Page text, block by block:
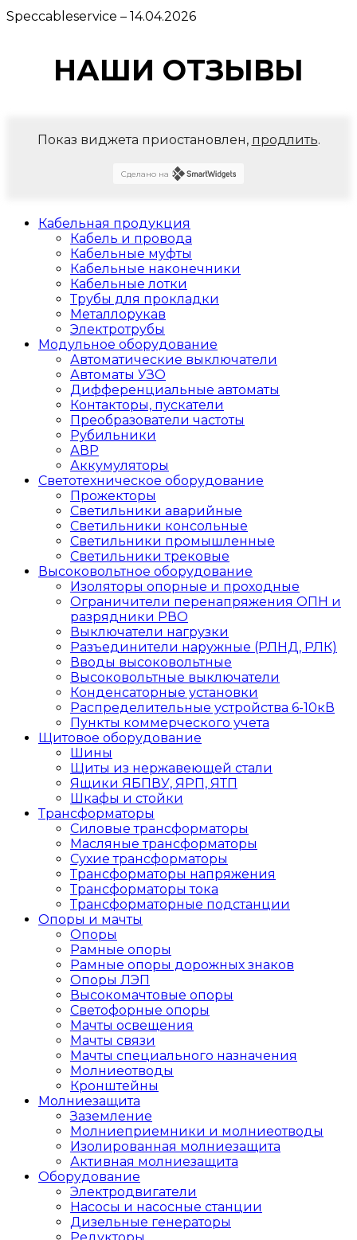
Speccableservice – 14.04.2026
НАШИ ОТЗЫВЫ
Показ виджета приостановлен, продлить.
Сделано на
Кабельная продукция
Кабель и провода
Кабельные муфты
Кабельные наконечники
Кабельные лотки
Трубы для прокладки
Металлорукав
Электротрубы
Модульное оборудование
Автоматические выключатели
Автоматы УЗО
Дифференциальные автоматы
Контакторы, пускатели
Преобразователи частоты
Рубильники
АВР
Аккумуляторы
Светотехническое оборудование
Прожекторы
Светильники аварийные
Светильники консольные
Светильники промышленные
Светильники трековые
Высоковольтное оборудование
Изоляторы опорные и проходные
Ограничители перенапряжения ОПН и
разрядники РВО
Выключатели нагрузки
Разъединители наружные (РЛНД, РЛК)
Вводы высоковольтные
Высоковольтные выключатели
Конденсаторные установки
Распределительные устройства 6-10кВ
Пункты коммерческого учета
Щитовое оборудование
Шины
Щиты из нержавеющей стали
Ящики ЯБПВУ, ЯРП, ЯТП
Шкафы и стойки
Трансформаторы
Силовые трансформаторы
Масляные трансформаторы
Сухие трансформаторы
Трансформаторы напряжения
Трансформаторы тока
Трансформаторные подстанции
Опоры и мачты
Опоры
Рамные опоры
Рамные опоры дорожных знаков
Опоры ЛЭП
Высокомачтовые опоры
Светофорные опоры
Мачты освещения
Мачты связи
Мачты специального назначения
Молниеотводы
Кронштейны
Молниезащита
Заземление
Молниеприемники и молниеотводы
Изолированная молниезащита
Активная молниезащита
Оборудование
Электродвигатели
Насосы и насосные станции
Дизельные генераторы